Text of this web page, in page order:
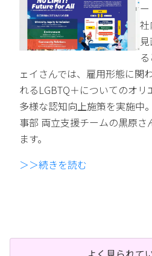
ェイさんでは、雇用形態に関
れるLGBTQ＋についてのオリ
多様な認知向上施策を実施中
事部 両立支援チームの黒原さ
ます。
＞＞続きを読む